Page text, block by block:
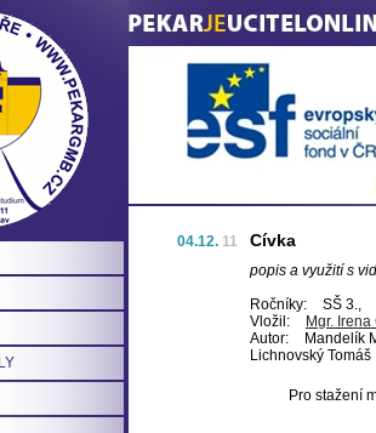
04.12. 11 Cívka
popis a využití s
Ročníky:
SŠ 3.,
Vložil:
Mgr.
Autor:
Mandelík
Lichnovský Tomáš
Pro stažení